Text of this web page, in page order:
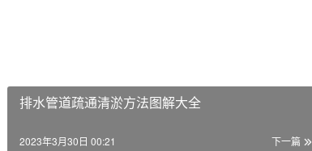
排水管道疏通清淤方法图解大全
下一篇
2023年3月30日 00:21